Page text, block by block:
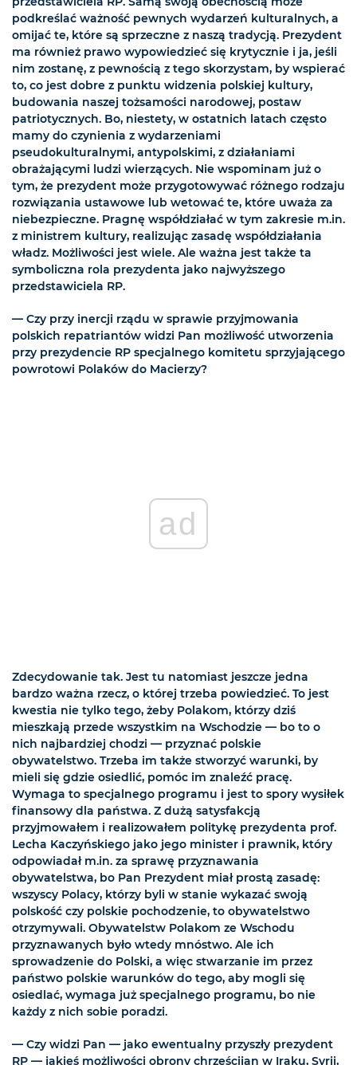
podkreślać ważność pewnych wydarzeń kulturalnych, a
omijać te, które są sprzeczne z naszą tradycją. Prezydent
ma również prawo wypowiedzieć się krytycznie i ja, jeśli
nim zostanę, z pewnością z tego skorzystam, by wspierać
to, co jest dobre z punktu widzenia polskiej kultury,
budowania naszej tożsamości narodowej, postaw
patriotycznych. Bo, niestety, w ostatnich latach często
mamy do czynienia z wydarzeniami
pseudokulturalnymi, antypolskimi, z działaniami
obrażającymi ludzi wierzących. Nie wspominam już o
tym, że prezydent może przygotowywać różnego rodzaju
rozwiązania ustawowe lub wetować te, które uważa za
niebezpieczne. Pragnę współdziałać w tym zakresie m.in.
z ministrem kultury, realizując zasadę współdziałania
władz. Możliwości jest wiele. Ale ważna jest także ta
symboliczna rola prezydenta jako najwyższego
przedstawiciela RP.
— Czy przy inercji rządu w sprawie przyjmowania
polskich repatriantów widzi Pan możliwość utworzenia
przy prezydencie RP specjalnego komitetu sprzyjającego
powrotowi Polaków do Macierzy?
ad
Zdecydowanie tak. Jest tu natomiast jeszcze jedna
bardzo ważna rzecz, o której trzeba powiedzieć. To jest
kwestia nie tylko tego, żeby Polakom, którzy dziś
mieszkają przede wszystkim na Wschodzie — bo to o
nich najbardziej chodzi — przyznać polskie
obywatelstwo. Trzeba im także stworzyć warunki, by
mieli się gdzie osiedlić, pomóc im znaleźć pracę.
Wymaga to specjalnego programu i jest to spory wysiłek
finansowy dla państwa. Z dużą satysfakcją
przyjmowałem i realizowałem politykę prezydenta prof.
Lecha Kaczyńskiego jako jego minister i prawnik, który
odpowiadał m.in. za sprawę przyznawania
obywatelstwa, bo Pan Prezydent miał prostą zasadę:
wszyscy Polacy, którzy byli w stanie wykazać swoją
polskość czy polskie pochodzenie, to obywatelstwo
otrzymywali. Obywatelstw Polakom ze Wschodu
przyznawanych było wtedy mnóstwo. Ale ich
sprowadzenie do Polski, a więc stwarzanie im przez
państwo polskie warunków do tego, aby mogli się
osiedlać, wymaga już specjalnego programu, bo nie
każdy z nich sobie poradzi.
— Czy widzi Pan — jako ewentualny przyszły prezydent
RP — jakieś możliwości obrony chrześcijan w Iraku, Syrii,